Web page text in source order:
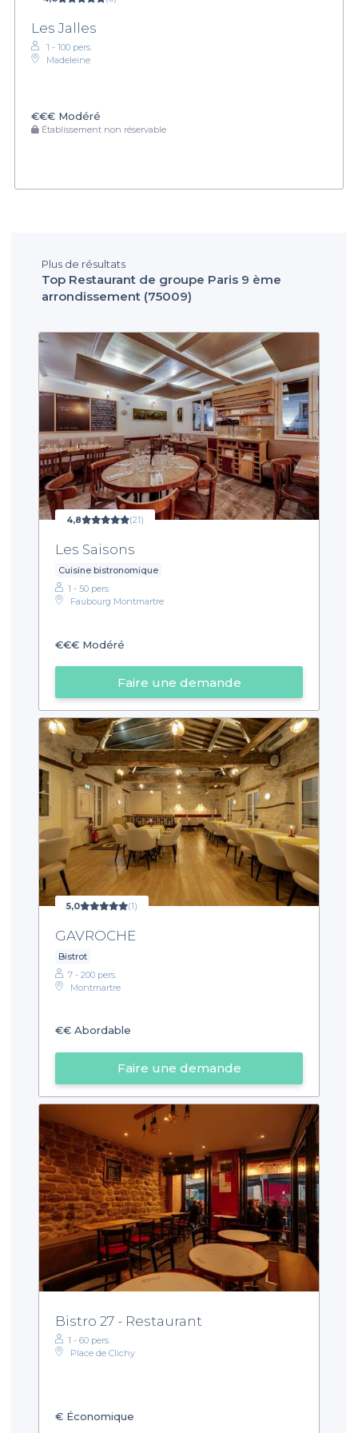
Les Jalles
1 - 100 pers.
Madeleine
€€€ Modéré
Établissement non réservable
Plus de résultats
Top Restaurant de groupe Paris 9 ème
arrondissement (75009)
4,8 (21)
Les Saisons
Cuisine bistronomique
1 - 50 pers.
Faubourg Montmartre
€€€ Modéré
Faire une demande
5,0 (1)
GAVROCHE
Bistrot
7 - 200 pers.
Montmartre
€€ Abordable
Faire une demande
Bistro 27 - Restaurant
1 - 60 pers.
Place de Clichy
€ Économique